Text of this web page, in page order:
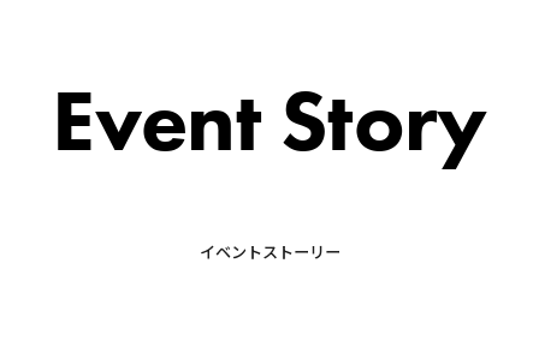
Event Story
イベントストーリー